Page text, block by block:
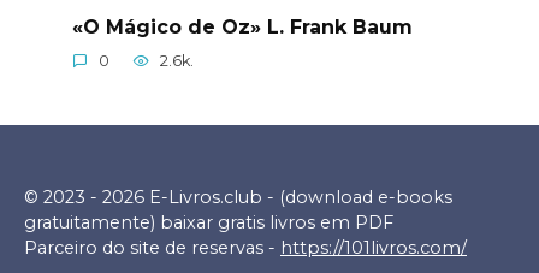
«O Mágico de Oz» L. Frank Baum
0 2.6k.
© 2023 - 2026 E-Livros.club - (download e-books
gratuitamente) baixar gratis livros em PDF
Parceiro do site de reservas - https://101livros.com/